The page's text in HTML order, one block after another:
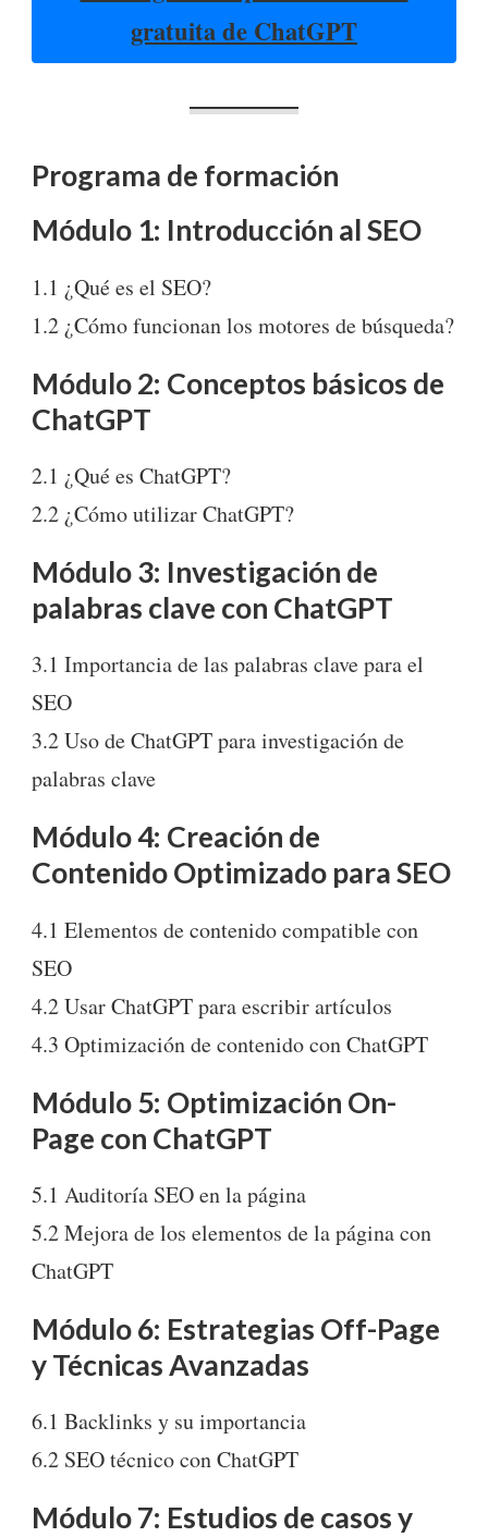
gratuita de ChatGPT
Programa de formación
Módulo 1: Introducción al SEO
1.1 ¿Qué es el SEO?
1.2 ¿Cómo funcionan los motores de búsqueda?
Módulo 2: Conceptos básicos de
ChatGPT
2.1 ¿Qué es ChatGPT?
2.2 ¿Cómo utilizar ChatGPT?
Módulo 3: Investigación de
palabras clave con ChatGPT
3.1 Importancia de las palabras clave para el
SEO
3.2 Uso de ChatGPT para investigación de
palabras clave
Módulo 4: Creación de
Contenido Optimizado para SEO
4.1 Elementos de contenido compatible con
SEO
4.2 Usar ChatGPT para escribir artículos
4.3 Optimización de contenido con ChatGPT
Módulo 5: Optimización On-
Page con ChatGPT
5.1 Auditoría SEO en la página
5.2 Mejora de los elementos de la página con
ChatGPT
Módulo 6: Estrategias Off-Page
y Técnicas Avanzadas
6.1 Backlinks y su importancia
6.2 SEO técnico con ChatGPT
Módulo 7: Estudios de casos y